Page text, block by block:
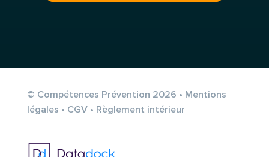
© Compétences Prévention 2026 • Mentions
légales • CGV• Règlement intérieur